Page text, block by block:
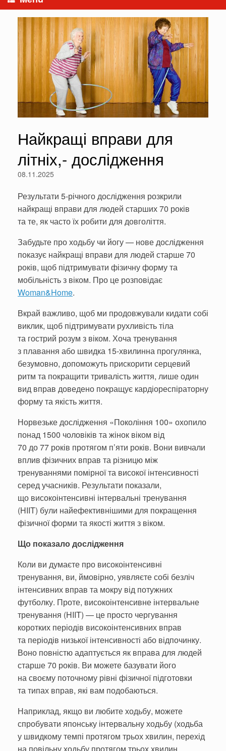
Найкращі вправи для
літніх,- дослідження
08.11.2025
Результати 5-річного дослідження розкрили
найкращі вправи для людей старших 70 років
та те, як часто їх робити для довголіття.
Забудьте про ходьбу чи йогу — нове дослідження
показує найкращі вправи для людей старше 70
років, щоб підтримувати фізичну форму та
мобільність з віком. Про це розповідає
Woman&Home.
Вкрай важливо, щоб ми продовжували кидати собі
виклик, щоб підтримувати рухливість тіла
та гострий розум з віком. Хоча тренування
з плавання або швидка 15-хвилинна прогулянка,
безумовно, допоможуть прискорити серцевий
ритм та покращити тривалість життя, лише один
вид вправ доведено покращує кардіореспіраторну
форму та якість життя.
Норвезьке дослідження «Покоління 100» охопило
понад 1500 чоловіків та жінок віком від
70 до 77 років протягом п’яти років. Вони вивчали
вплив фізичних вправ та різницю між
тренуваннями помірної та високої інтенсивності
серед учасників. Результати показали,
що високоінтенсивні інтервальні тренування
(HIIT) були найефективнішими для покращення
фізичної форми та якості життя з віком.
Що показало дослідження
Коли ви думаєте про високоінтенсивні
тренування, ви, ймовірно, уявляєте собі безліч
інтенсивних вправ та мокру від потужних
футболку. Проте, високоінтенсивне інтервальне
тренування (HIIT) — це просто чергування
коротких періодів високоінтенсивних вправ
та періодів низької інтенсивності або відпочинку.
Воно повністю адаптується як вправа для людей
старше 70 років. Ви можете базувати його
на своєму поточному рівні фізичної підготовки
та типах вправ, які вам подобаються.
Наприклад, якщо ви любите ходьбу, можете
спробувати японську інтервальну ходьбу (ходьба
у швидкому темпі протягом трьох хвилин, перехід